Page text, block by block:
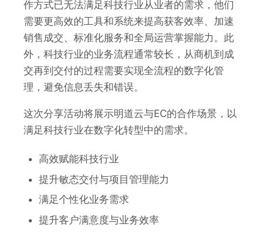
作方式已无法满足科技行业从业者的需求，他们
需要更高效的工具和系统来提高获客效率、加速
销售成交、标准化服务和全局运营掌握能力。此
外，科技行业的业务流程通常较长，从商机到成
交再到交付的过程需要实现全流程的数字化管
理，避免信息丢失和错误。
这次分享活动将展示明道云与EC的合作场景，以
满足科技行业在数字化转型中的需求。
高效赋能科技行业
提升敏态交付与项目管理能力
满足个性化业务需求
提升客户满意度与业务效率